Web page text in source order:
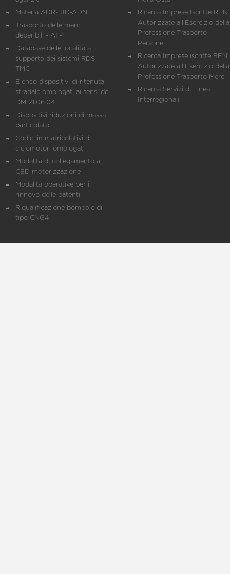
Materia ADR-RID-ADN
Trasporto delle merci
deperibili - ATP
Database delle località a
supporto dei sistemi RDS
TMC
Elenco dispositivi di ritenuta
stradale omologati ai sensi del
DM 21.06.04
Dispositivi riduzioni di massa
particolato
Codici immatricolativi di
ciclomotori omologati
Modalità di collegamento al
CED motorizzazione
Modalità operative per il
rinnovo delle patenti
Riqualificazione bombole di
tipo CNG4
Ricerca Imprese Iscritte REN
Autorizzate all'Esercizio della
Professione Trasporto
Persone
Ricerca Imprese iscritte REN
Autorizzate all'Esercizio della
Professione Trasporto Merci
Ricerca Servizi di Linea
Interregionali